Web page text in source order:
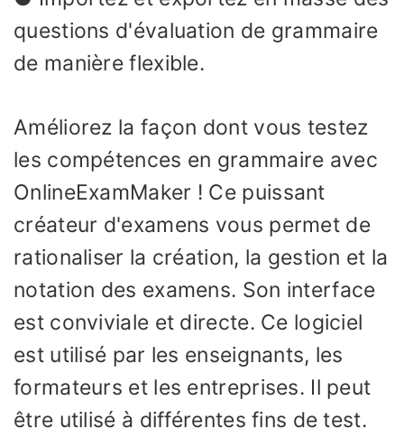
questions d'évaluation de grammaire
de manière flexible.
Améliorez la façon dont vous testez
les compétences en grammaire avec
OnlineExamMaker ! Ce puissant
créateur d'examens vous permet de
rationaliser la création, la gestion et la
notation des examens. Son interface
est conviviale et directe. Ce logiciel
est utilisé par les enseignants, les
formateurs et les entreprises. Il peut
être utilisé à différentes fins de test.